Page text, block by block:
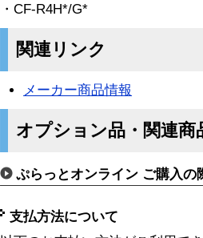
・CF-R4H*/G*
関連リンク
メーカー商品情報
オプション品・関連商
ぷらっとオンライン ご購入の
支払方法について